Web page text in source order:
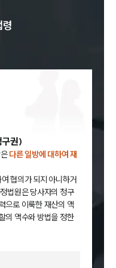
령
구권)
다른 일방에 대하여 재
협의가 되지 아니하거
법원은 당사자의 청구
으로 이룩한 재산의 액
의 액수와 방법을 정한